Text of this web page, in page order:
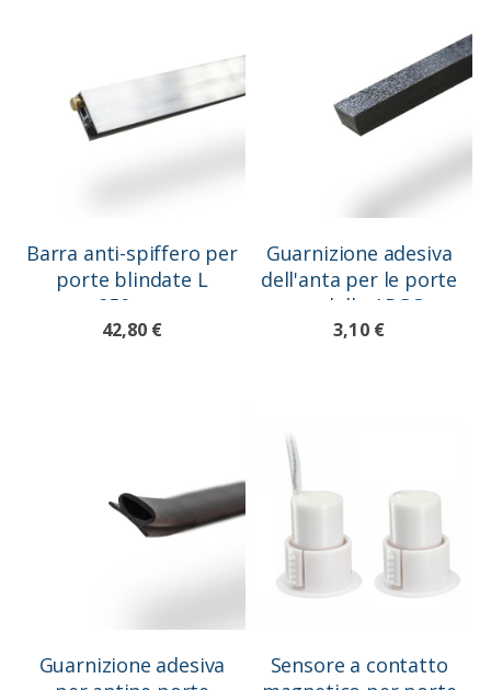
Barra anti-spiffero per
porte blindate L
850mm
42,80 €
Guarnizione adesiva
dell'anta per le porte
modello ARGO
3,10 €
Guarnizione adesiva
Sensore a contatto